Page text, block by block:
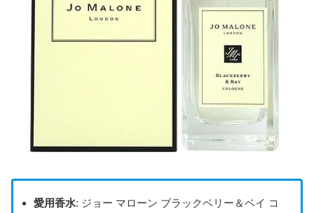
愛用香水: ジョー マローン ブラックベリー＆ベイ コ